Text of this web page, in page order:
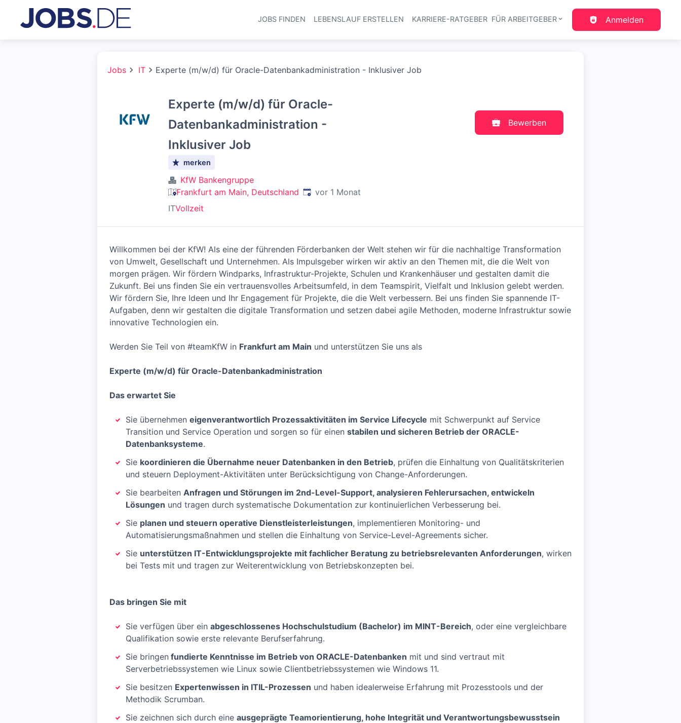
Haupt-Navigation
JOBS FINDEN LEBENSLAUF ERSTELLEN KARRIERE-RATGEBER FÜR ARBEITGEBER Anmelden
Jobs IT Experte (m/w/d) für Oracle-Datenbankadministration - Inklusiver Job
Experte (m/w/d) für Oracle-
Datenbankadministration -
Inklusiver Job
merken
KfW Bankengruppe
Frankfurt am Main, Deutschland Veröffentlicht:
vor 1 Monat
ITVollzeit
Bewerben
Willkommen bei der KfW! Als eine der führenden Förderbanken der Welt stehen wir für die nachhaltige Transformation
von Umwelt, Gesellschaft und Unternehmen. Als Impulsgeber wirken wir aktiv an den Themen mit, die die Welt von
morgen prägen. Wir fördern Windparks, Infrastruktur-Projekte, Schulen und Krankenhäuser und gestalten damit die
Zukunft. Bei uns finden Sie ein vertrauensvolles Arbeitsumfeld, in dem Teamspirit, Vielfalt und Inklusion gelebt werden.
Wir fördern Sie, Ihre Ideen und Ihr Engagement für Projekte, die die Welt verbessern. Bei uns finden Sie spannende IT-
Aufgaben, denn wir gestalten die digitale Transformation und setzen dabei agile Methoden, moderne Infrastruktur sowie
innovative Technologien ein.
Werden Sie Teil von #teamKfW in Frankfurt am Main und unterstützen Sie uns als
Experte (m/w/d) für Oracle-Datenbankadministration
Das erwartet Sie
Sie übernehmen eigenverantwortlich Prozessaktivitäten im Service Lifecycle mit Schwerpunkt auf Service
Transition und Service Operation und sorgen so für einen stabilen und sicheren Betrieb der ORACLE-
Datenbanksysteme.
Sie koordinieren die Übernahme neuer Datenbanken in den Betrieb, prüfen die Einhaltung von Qualitätskriterien
und steuern Deployment-Aktivitäten unter Berücksichtigung von Change-Anforderungen.
Sie bearbeiten Anfragen und Störungen im 2nd-Level-Support, analysieren Fehlerursachen, entwickeln
Lösungen und tragen durch systematische Dokumentation zur kontinuierlichen Verbesserung bei.
Sie planen und steuern operative Dienstleisterleistungen, implementieren Monitoring- und
Automatisierungsmaßnahmen und stellen die Einhaltung von Service-Level-Agreements sicher.
Sie unterstützen IT-Entwicklungsprojekte mit fachlicher Beratung zu betriebsrelevanten Anforderungen, wirken
bei Tests mit und tragen zur Weiterentwicklung von Betriebskonzepten bei.
Das bringen Sie mit
Sie verfügen über ein abgeschlossenes Hochschulstudium (Bachelor) im MINT-Bereich, oder eine vergleichbare
Qualifikation sowie erste relevante Berufserfahrung.
Sie bringen fundierte Kenntnisse im Betrieb von ORACLE-Datenbanken mit und sind vertraut mit
Serverbetriebssystemen wie Linux sowie Clientbetriebssystemen wie Windows 11.
Sie besitzen Expertenwissen in ITIL-Prozessen und haben idealerweise Erfahrung mit Prozesstools und der
Methodik Scrumban.
Sie zeichnen sich durch eine ausgeprägte Teamorientierung, hohe Integrität und Verantwortungsbewusstsein